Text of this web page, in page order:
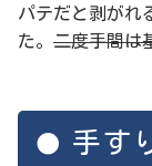
パテだと剥がれ
た。 二度手間は
手す